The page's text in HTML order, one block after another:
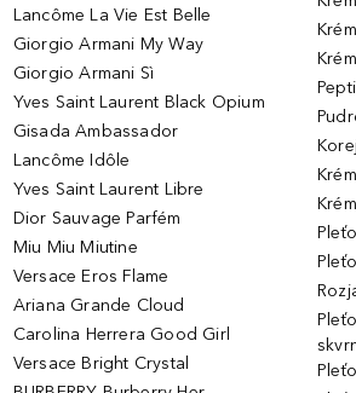
Lancôme La Vie Est Belle
Giorgio Armani My Way
Giorgio Armani Sì
Yves Saint Laurent Black Opium
Gisada Ambassador
Lancôme Idôle
Yves Saint Laurent Libre
Dior Sauvage Parfém
Miu Miu Miutine
Versace Eros Flame
Ariana Grande Cloud
Carolina Herrera Good Girl
Versace Bright Crystal